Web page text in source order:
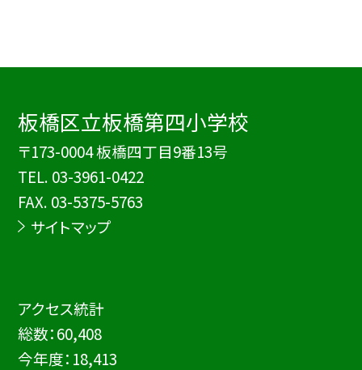
板橋区立板橋第四小学校
〒173-0004 板橋四丁目9番13号
TEL. 03-3961-0422
FAX. 03-5375-5763
サイトマップ
アクセス統計
総数：60,408
今年度： 18,413